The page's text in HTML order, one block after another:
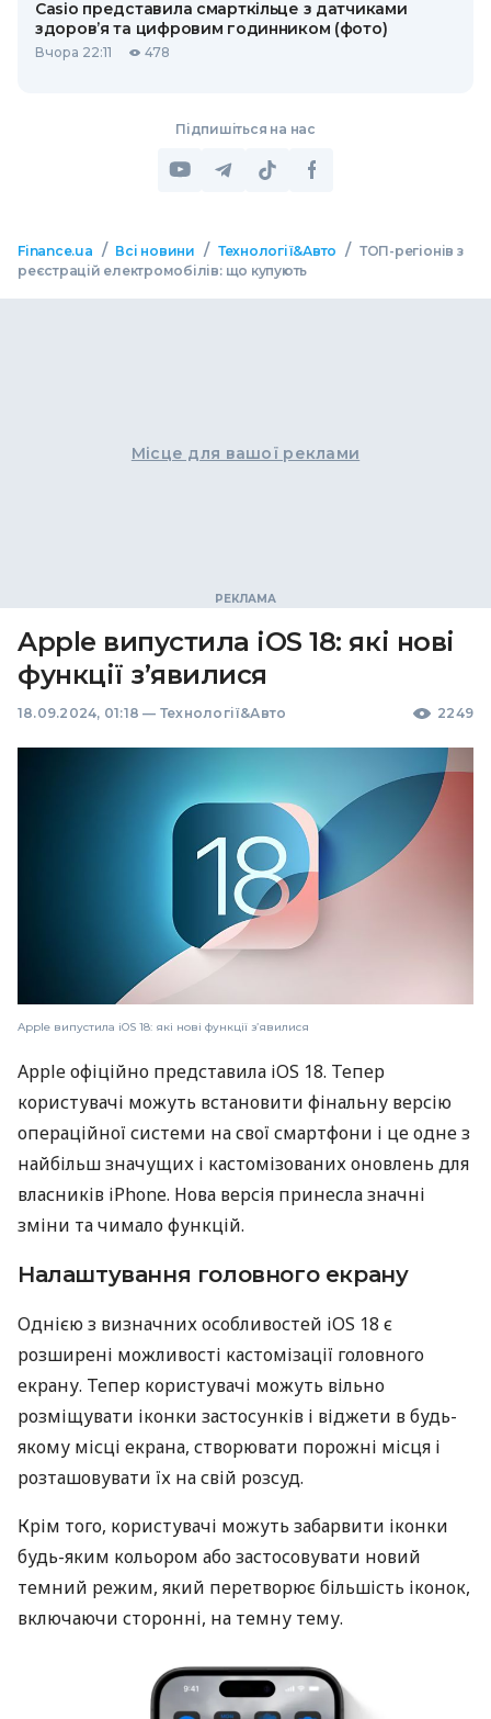
Casio представила смарткільце з датчиками
здоров’я та цифровим годинником (фото)
Вчора 22:11 478
Підпишіться на нас
Finance.ua / Всі новини / Технології&Авто / ТОП-регіонів з
реєстрацій електромобілів: що купують
Місце для вашої реклами
Apple випустила iOS 18: які нові
функції з’явилися
18.09.2024, 01:18 — Технології&Авто 2249
Apple випустила iOS 18: які нові функції з’явилися
Apple офіційно представила iOS 18. Тепер
користувачі можуть встановити фінальну версію
операційної системи на свої смартфони і це одне з
найбільш значущих і кастомізованих оновлень для
власників iPhone. Нова версія принесла значні
зміни та чимало функцій.
Налаштування головного екрану
Однією з визначних особливостей iOS 18 є
розширені можливості кастомізації головного
екрану. Тепер користувачі можуть вільно
розміщувати іконки застосунків і віджети в будь-
якому місці екрана, створювати порожні місця і
розташовувати їх на свій розсуд.
Крім того, користувачі можуть забарвити іконки
будь-яким кольором або застосовувати новий
темний режим, який перетворює більшість іконок,
включаючи сторонні, на темну тему.